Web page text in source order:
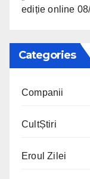
ediție online
Categories
Companii
CultȘtiri
Eroul Zilei